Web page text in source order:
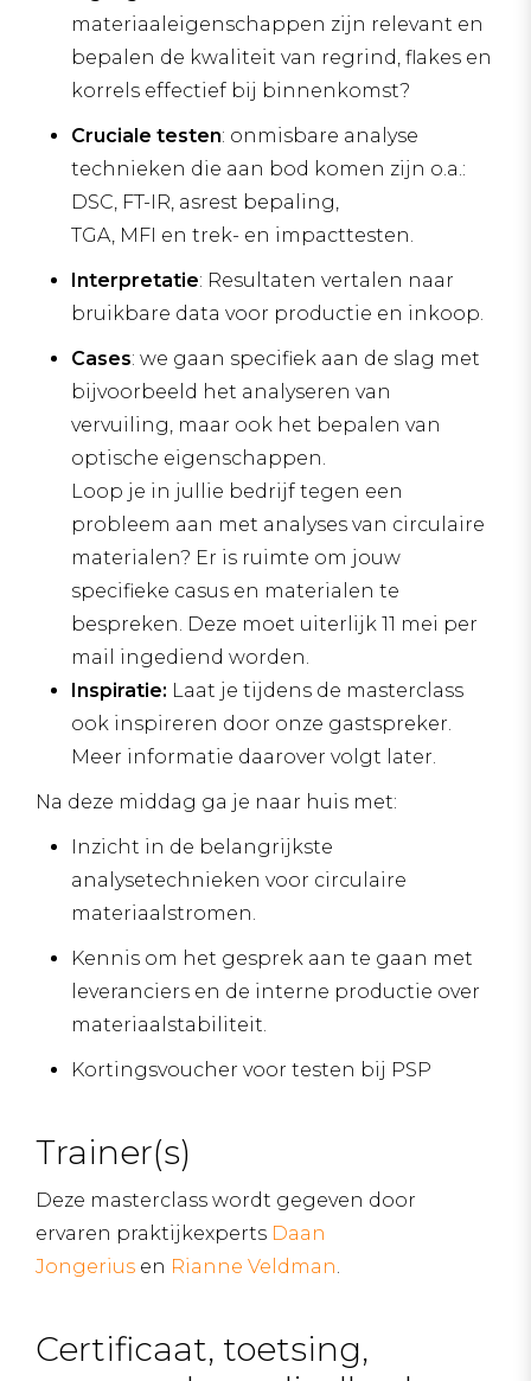
materiaaleigenschappen zijn relevant en
bepalen de kwaliteit van regrind, flakes en
korrels effectief bij binnenkomst?
Cruciale testen: onmisbare analyse
technieken die aan bod komen zijn o.a.:
DSC, FT-IR, asrest bepaling,
TGA, MFI en trek- en impacttesten.
Interpretatie: Resultaten vertalen naar
bruikbare data voor productie en inkoop.
Cases: we gaan specifiek aan de slag met
bijvoorbeeld het analyseren van
vervuiling, maar ook het bepalen van
optische eigenschappen.
Loop je in jullie bedrijf tegen een
probleem aan met analyses van circulaire
materialen? Er is ruimte om jouw
specifieke casus en materialen te
bespreken. Deze moet uiterlijk 11 mei per
mail ingediend worden.
Inspiratie: Laat je tijdens de masterclass
ook inspireren door onze gastspreker.
Meer informatie daarover volgt later.
Na deze middag ga je naar huis met:
Inzicht in de belangrijkste
analysetechnieken voor circulaire
materiaalstromen.
Kennis om het gesprek aan te gaan met
leveranciers en de interne productie over
materiaalstabiliteit.
Kortingsvoucher voor testen bij PSP
Trainer(s)
Deze masterclass wordt gegeven door
ervaren praktijkexperts Daan
Jongerius en Rianne Veldman.
Certificaat, toetsing,